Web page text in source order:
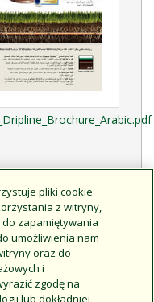
pliki cookie
z witryny,
do zapamiętywania
umożliwienia nam
oraz do
i
zgodę na
lub dokładniej